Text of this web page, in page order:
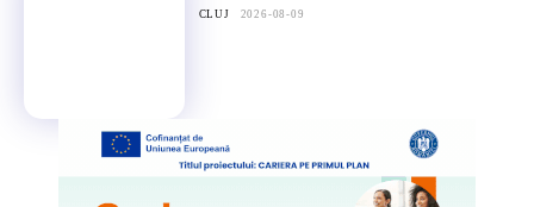
CLUJ 2026-08-09